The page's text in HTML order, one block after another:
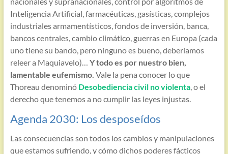
Inteligencia Artificial, farmacéuticas, gasísticas, complejos
industriales armamentísticos, fondos de inversión, banca,
bancos centrales, cambio climático, guerras en Europa (cada
uno tiene su bando, pero ninguno es bueno, deberíamos
releer a Maquiavelo)… Y todo es por nuestro bien,
lamentable eufemismo. Vale la pena conocer lo que
Thoreau denominó Desobediencia civil no violenta, o el
derecho que tenemos a no cumplir las leyes injustas.
Agenda 2030: Los desposeídos
Las consecuencias son todos los cambios y manipulaciones
que estamos sufriendo, y cómo dichos poderes fácticos